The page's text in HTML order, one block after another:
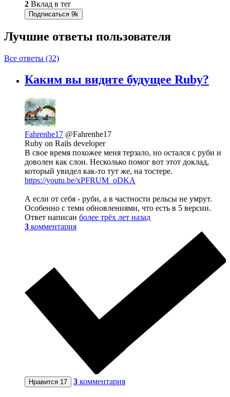
2 Вклад в тег
Подписаться 9k
Лучшие ответы пользователя
Все ответы (32)
Каким вы видите будущее Ruby?
Fahrenhe17 @Fahrenhe17
Ruby on Rails developer
В свое время похожее меня терзало, но остался с руби и
доволен как слон. Несколько помог вот этот доклад,
который увидел как-то тут же, на тостере.
https://youtu.be/xPFRUM_oDKA
А если от себя - руби, а в частности рельсы не умрут.
Особенно с теми обновлениями, что есть в 5 версии.
Ответ написан более трёх лет назад
3 комментария
Нравится 17 3 комментария